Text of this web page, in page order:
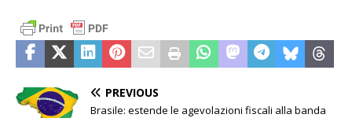
PREVIOUS
Brasile: estende le agevolazioni fiscali alla banda